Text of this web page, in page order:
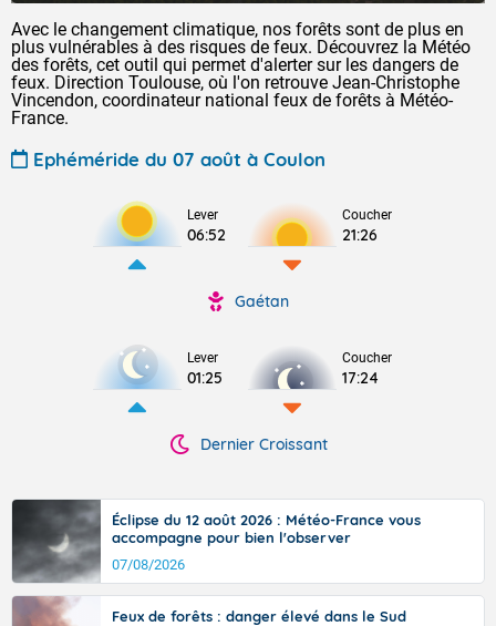
Avec le changement climatique, nos forêts sont de plus en
plus vulnérables à des risques de feux. Découvrez la Météo
des forêts, cet outil qui permet d'alerter sur les dangers de
feux. Direction Toulouse, où l'on retrouve Jean-Christophe
Vincendon, coordinateur national feux de forêts à Météo-
France.
Ephéméride du 07 août à Coulon
Lever
06:52
Coucher
21:26
Gaétan
Lever
01:25
Coucher
17:24
Dernier Croissant
Éclipse du 12 août 2026 : Météo-France vous
accompagne pour bien l'observer
07/08/2026
Feux de forêts : danger élevé dans le Sud